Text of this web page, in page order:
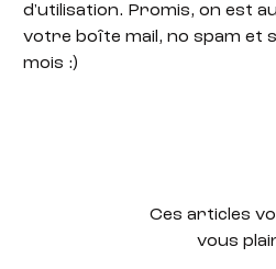
d'utilisation. Promis, on est
votre boîte mail, no spam et
mois :)
Ces articles
vous